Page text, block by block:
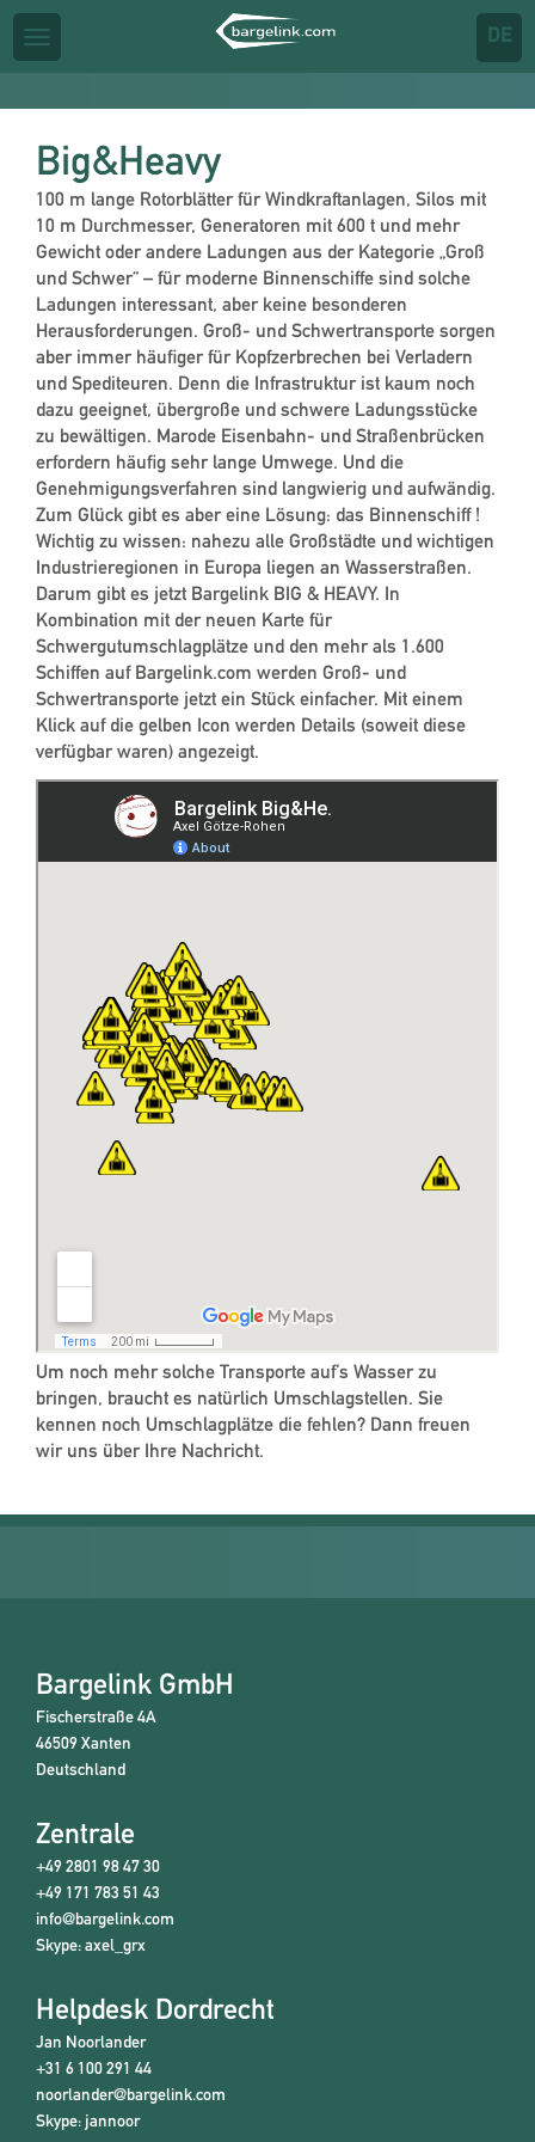
Toggle
DE
Big&Heavy
100 m lange Rotorblätter für Windkraftanlagen, Silos mit
10 m Durchmesser, Generatoren mit 600 t und mehr
Gewicht oder andere Ladungen aus der Kategorie „Groß
und Schwer“ – für moderne Binnenschiffe sind solche
Ladungen interessant, aber keine besonderen
Herausforderungen. Groß- und Schwertransporte sorgen
aber immer häufiger für Kopfzerbrechen bei Verladern
und Spediteuren. Denn die Infrastruktur ist kaum noch
dazu geeignet, übergroße und schwere Ladungsstücke
zu bewältigen. Marode Eisenbahn- und Straßenbrücken
erfordern häufig sehr lange Umwege. Und die
Genehmigungsverfahren sind langwierig und aufwändig.
Zum Glück gibt es aber eine Lösung: das Binnenschiff !
Wichtig zu wissen: nahezu alle Großstädte und wichtigen
Industrieregionen in Europa liegen an Wasserstraßen.
Darum gibt es jetzt Bargelink BIG & HEAVY. In
Kombination mit der neuen Karte für
Schwergutumschlagplätze und den mehr als 1.600
Schiffen auf Bargelink.com werden Groß- und
Schwertransporte jetzt ein Stück einfacher. Mit einem
Klick auf die gelben Icon werden Details (soweit diese
verfügbar waren) angezeigt.
Um noch mehr solche Transporte auf’s Wasser zu
bringen, braucht es natürlich Umschlagstellen. Sie
kennen noch Umschlagplätze die fehlen? Dann freuen
wir uns über Ihre Nachricht.
Bargelink GmbH
Fischerstraße 4A
46509 Xanten
Deutschland
Zentrale
+49 2801 98 47 30
+49 171 783 51 43
info@bargelink.com
Skype: axel_grx
Helpdesk Dordrecht
Jan Noorlander
+31 6 100 291 44
noorlander@bargelink.com
Skype: jannoor